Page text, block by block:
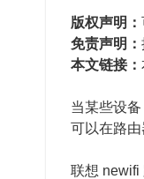
版权声明：
免责声明：
本文链接：
当某些设
可以在路由
联想 newifi